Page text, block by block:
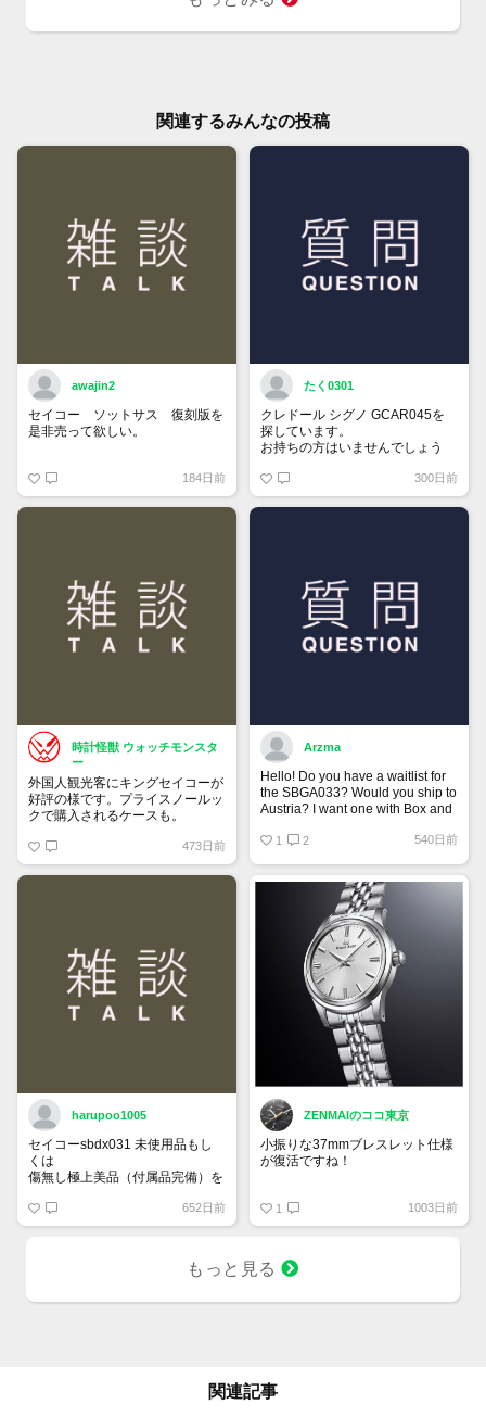
関連するみんなの投稿
awajin2
セイコー ソットサス 復刻版を
是非売って欲しい。
184日前
たく0301
クレドール シグノ GCAR045を
探しています。
お持ちの方はいませんでしょう
300日前
時計怪獣 ウォッチモンスタ
ー
外国人観光客にキングセイコーが
好評の様です。プライスノールッ
クで購入されるケースも。
473日前
Arzma
Hello! Do you have a waitlist for
the SBGA033? Would you ship to
Austria? I want one with Box and
1 2 540日前
harupoo1005
セイコーsbdx031 未使用品もし
くは
傷無し極上美品（付属品完備）を
652日前
ZENMAIのココ東京
小振りな37mmブレスレット仕様
が復活ですね！
1 1003日前
もっと見る
関連記事